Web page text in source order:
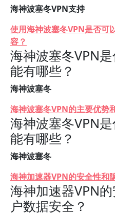
海神波塞冬VPN支持
使用海神波塞冬VPN是否可
容？
海神波塞冬VPN
能有哪些？
海神波塞冬
海神波塞冬VPN的主要优势
海神波塞冬VPN
能有哪些？
海神波塞冬
海神加速器VPN的安全性和
海神加速器VPN
户数据安全？